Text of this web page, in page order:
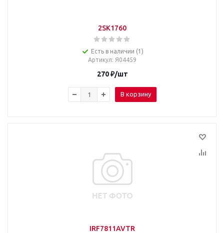
2SK1760
Есть в наличии (1)
Артикул: Я04459
270₽/шт
В корзину
IRF7811AVTR